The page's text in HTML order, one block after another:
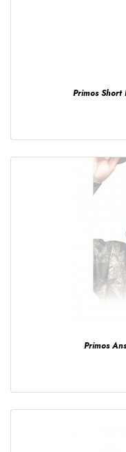
Primos Short
Primos